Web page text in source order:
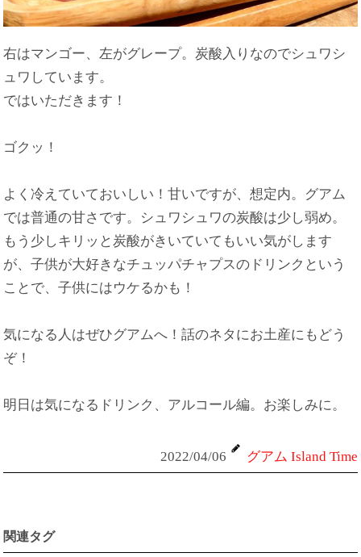
右はマンゴー、左がグレープ。炭酸入りなのでシュワシ
ュワしています。
ではいただきます！
ゴクッ！
よく冷えていておいしい！甘いですが、想定内。グアム
では普通の甘さです。シュワシュワの炭酸は少し弱め。
もう少しキリッと炭酸がきいていてもいい気がします
が、子供が大好きなチュッパチャプスのドリンクという
ことで、子供にはウケるかも！
気になる人はぜひグアムへ！話のネタにお土産にもどう
ぞ！
明日は気になるドリンク、アルコール編。お楽しみに。
2022/04/06 グアム Island Time
関連タグ